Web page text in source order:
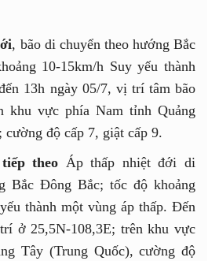
, bão di chuyển theo hướng Bắc
10-15km/h Suy yếu thành
13h ngày 05/7, vị trí tâm bão
khu vực phía Nam tỉnh Quảng
độ cấp 7, giật cấp 9.
theo Áp thấp nhiệt đới di
Bắc Đông Bắc; tốc độ khoảng
thành một vùng áp thấp. Đến
ở 25,5N-108,3E; trên khu vực
Tây (Trung Quốc), cường độ